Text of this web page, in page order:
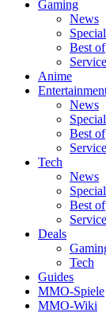
Gaming
News
Best of
Service
Anime
News
Best of
Service
Tech
News
Best of
Service
Deals
Tech
Guides
MMO-Spiele
MMO-Wiki